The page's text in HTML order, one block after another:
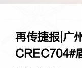
再传捷报|广
CREC704#